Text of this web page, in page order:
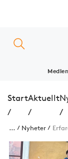
Start
/
Aktuellt
/
/
... Nyheter